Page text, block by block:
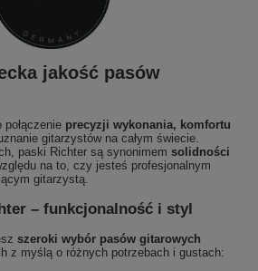
jakość pasów
połączenie precyzji wykonania, komfortu
gitarzystów na całym świecie.
paski Richter są synonimem solidności
na to, czy jesteś profesjonalnym
gitarzystą.
– funkcjonalność i styl
szeroki wybór pasów gitarowych
z myślą o różnych potrzebach i gustach: